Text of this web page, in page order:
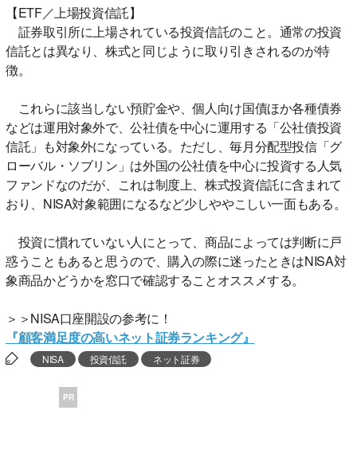
【ETF／上場投資信託】
証券取引所に上場されている投資信託のこと。通常の投資
信託とは異なり、株式と同じように取り引きされるのが特
徴。
これらに該当しない預貯金や、個人向け国債ほか各種債券
などは運用対象外で、公社債を中心に運用する「公社債投資
信託」も対象外になっている。ただし、毎月分配型投信「グ
ローバル・ソブリン」は外国の公社債を中心に投資する人気
ファンドなのだが、これは制度上、株式投資信託に含まれて
おり、NISA対象範囲になるなど少しややこしい一面もある。
投資に慣れていない人にとって、商品によっては判断に戸
惑うこともあると思うので、購入の際に迷ったときはNISA対
象商品かどうかを窓口で確認することオススメする。
＞＞NISA口座開設の参考に！
『顧客満足度の高いネット証券ランキング』
NISA 投資信託 ネット証券
PR